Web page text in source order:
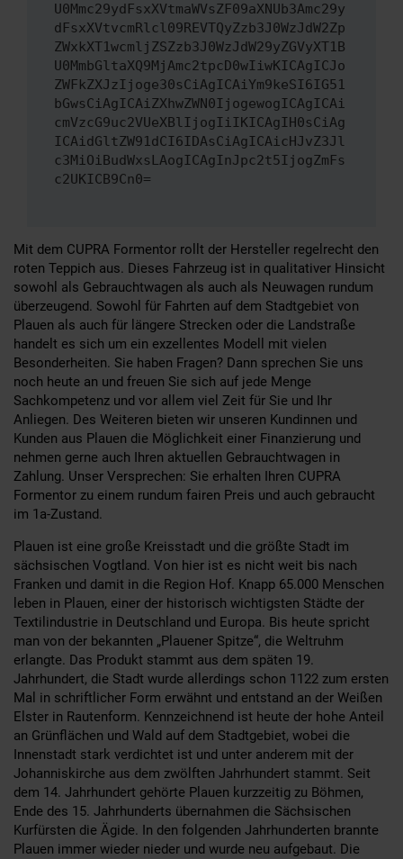
U0Mmc29ydFsxXVtmaWVsZF09aXNUb3Amc29y
dFsxXVtvcmRlcl09REVTQyZzb3J0WzJdW2Zp
ZWxkXT1wcmljZSZzb3J0WzJdW29yZGVyXT1B
U0MmbGltaXQ9MjAmc2tpcD0wIiwKICAgICJo
ZWFkZXJzIjoge30sCiAgICAiYm9keSI6IG51
bGwsCiAgICAiZXhwZWN0IjogewogICAgICAi
cmVzcG9uc2VUeXBlIjogIiIKICAgIH0sCiAg
ICAidGltZW91dCI6IDAsCiAgICAicHJvZ3Jl
c3MiOiBudWxsLAogICAgInJpc2t5IjogZmFs
c2UKICB9Cn0=
Mit dem CUPRA Formentor rollt der Hersteller regelrecht den
roten Teppich aus. Dieses Fahrzeug ist in qualitativer Hinsicht
sowohl als Gebrauchtwagen als auch als Neuwagen rundum
überzeugend. Sowohl für Fahrten auf dem Stadtgebiet von
Plauen als auch für längere Strecken oder die Landstraße
handelt es sich um ein exzellentes Modell mit vielen
Besonderheiten. Sie haben Fragen? Dann sprechen Sie uns
noch heute an und freuen Sie sich auf jede Menge
Sachkompetenz und vor allem viel Zeit für Sie und Ihr
Anliegen. Des Weiteren bieten wir unseren Kundinnen und
Kunden aus Plauen die Möglichkeit einer Finanzierung und
nehmen gerne auch Ihren aktuellen Gebrauchtwagen in
Zahlung. Unser Versprechen: Sie erhalten Ihren CUPRA
Formentor zu einem rundum fairen Preis und auch gebraucht
im 1a-Zustand.
Plauen ist eine große Kreisstadt und die größte Stadt im
sächsischen Vogtland. Von hier ist es nicht weit bis nach
Franken und damit in die Region Hof. Knapp 65.000 Menschen
leben in Plauen, einer der historisch wichtigsten Städte der
Textilindustrie in Deutschland und Europa. Bis heute spricht
man von der bekannten „Plauener Spitze“, die Weltruhm
erlangte. Das Produkt stammt aus dem späten 19.
Jahrhundert, die Stadt wurde allerdings schon 1122 zum ersten
Mal in schriftlicher Form erwähnt und entstand an der Weißen
Elster in Rautenform. Kennzeichnend ist heute der hohe Anteil
an Grünflächen und Wald auf dem Stadtgebiet, wobei die
Innenstadt stark verdichtet ist und unter anderem mit der
Johanniskirche aus dem zwölften Jahrhundert stammt. Seit
dem 14. Jahrhundert gehörte Plauen kurzzeitig zu Böhmen,
Ende des 15. Jahrhunderts übernahmen die Sächsischen
Kurfürsten die Ägide. In den folgenden Jahrhunderten brannte
Plauen immer wieder nieder und wurde neu aufgebaut. Die